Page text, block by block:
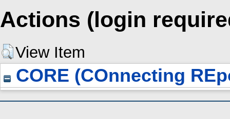
Actions (login
View Item
CORE (COnnecting